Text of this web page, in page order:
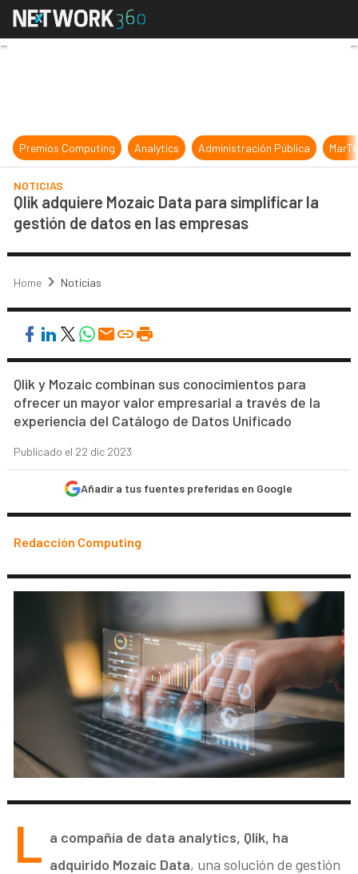
Qlik adquiere Mozaic Data para
Premios Computing Analytics Administración Pública
NOTICIAS
Qlik adquiere Mozaic Data para simplificar la
gestión de datos en las empresas
Home Noticias
Qlik y Mozaic combinan sus conocimientos para
ofrecer un mayor valor empresarial a través de la
experiencia del Catálogo de Datos Unificado
Publicado el 22 dic 2023
Añadir a tus fuentes preferidas en Google
Redacción Computing
L a compañía de data analytics, Qlik, ha
adquirido Mozaic Data, una solución de gestión